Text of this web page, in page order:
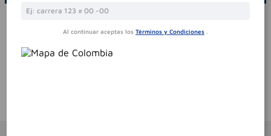
Por favor, inicie sesión para escribir un comentario
Al continuar aceptas los Términos y Condiciones .